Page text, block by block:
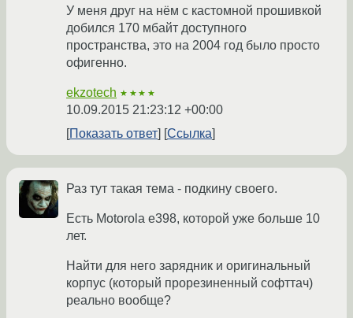
У меня друг на нём с кастомной прошивкой
добился 170 мбайт доступного
пространства, это на 2004 год было просто
офигенно.
ekzotech ★★★★
10.09.2015 21:23:12 +00:00
Показать ответ
Ссылка
Раз тут такая тема - подкину своего.
Есть Motorola e398, которой уже больше 10
лет.
Найти для него зарядник и оригинальный
корпус (который прорезиненный софттач)
реально вообще?